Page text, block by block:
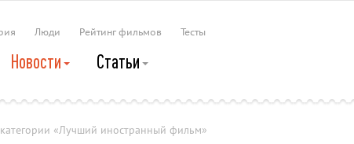
Люди Рейтинг фильмов Тесты
Новости Статьи
«Лучший иностранный фильм»